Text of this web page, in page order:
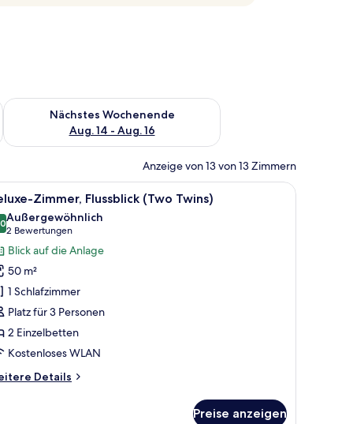
Aug. 7 - Aug. 9.
Nächstes Wochenende
Aug. 14 - Aug. 16
Überprüfe die Verfügbarkeit für nächstes Wochenende, Aug.
Anzeige von 13 von 13 Zimmern
und einer Sitzecke mit einem kleinen Tisch und Stühlen.
Bett, einem Flachbildfernseher, einem Balkon mit Blick auf Palmen
Ein modernes Hotelzimmer mit großem
5 Zimmer, Flussblick (Two Twins)
von 10
Außergewöhnlich
2 Bewertungen
(2
Bewertungen)
Blick auf die Anlage
50 m²
1 Schlafzimmer
Platz für 3 Personen
2 Einzelbetten
Kostenloses WLAN
Details
Preise anzeigen